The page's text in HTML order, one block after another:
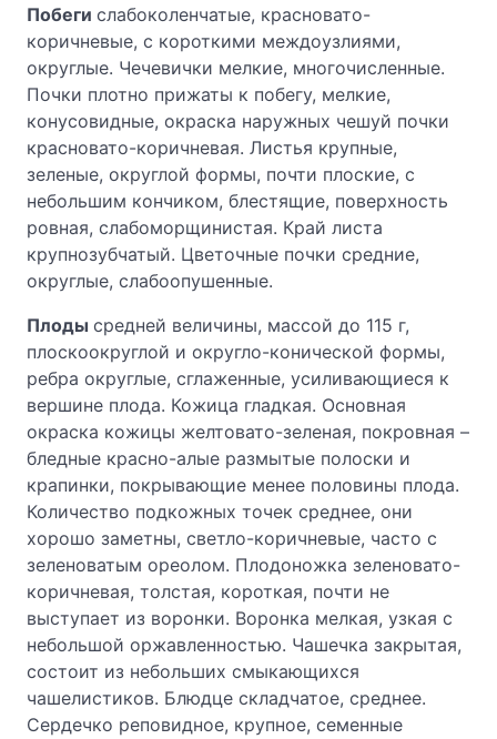
Побеги слабоколенчатые, красновато-
коричневые, с короткими междоузлиями,
округлые. Чечевички мелкие, многочисленные.
Почки плотно прижаты к побегу, мелкие,
конусовидные, окраска наружных чешуй почки
красновато-коричневая. Листья крупные,
зеленые, округлой формы, почти плоские, с
небольшим кончиком, блестящие, поверхность
ровная, слабоморщинистая. Край листа
крупнозубчатый. Цветочные почки средние,
округлые, слабоопушенные.
Плоды средней величины, массой до 115 г,
плоскоокруглой и округло-конической формы,
ребра округлые, сглаженные, усиливающиеся к
вершине плода. Кожица гладкая. Основная
окраска кожицы желтовато-зеленая, покровная –
бледные красно-алые размытые полоски и
крапинки, покрывающие менее половины плода.
Количество подкожных точек среднее, они
хорошо заметны, светло-коричневые, часто с
зеленоватым ореолом. Плодоножка зеленовато-
коричневая, толстая, короткая, почти не
выступает из воронки. Воронка мелкая, узкая с
небольшой оржавленностью. Чашечка закрытая,
состоит из небольших смыкающихся
чашелистиков. Блюдце складчатое, среднее.
Сердечко реповидное, крупное, семенные